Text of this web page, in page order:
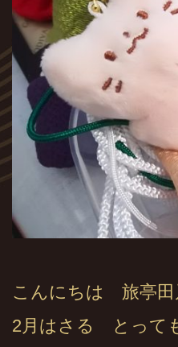
こんにちは 旅亭田
2月はさる とって